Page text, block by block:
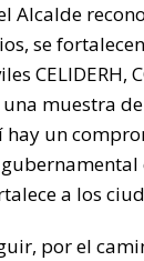
Alcalde
se
CELIDERH,
una muestra
hay un
a los
por el